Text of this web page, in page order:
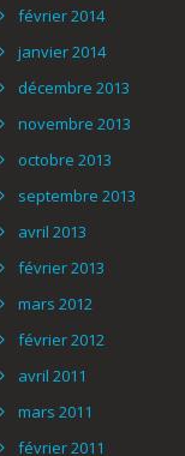
février 2014
janvier 2014
décembre 2013
novembre 2013
octobre 2013
septembre 2013
avril 2013
février 2013
mars 2012
février 2012
avril 2011
mars 2011
février 2011